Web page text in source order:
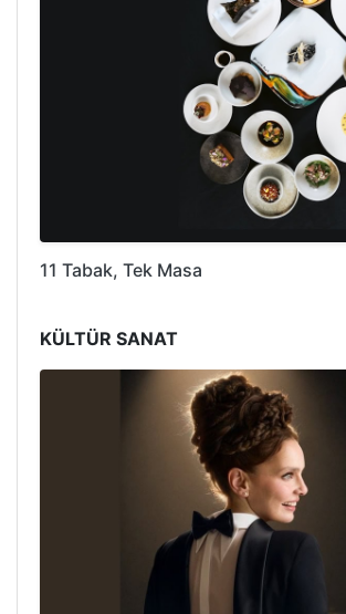
11 Tabak, Tek Masa
KÜLTÜR SANAT